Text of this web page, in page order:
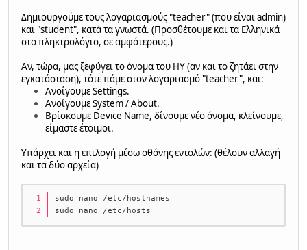
Δημιουργούμε τους λογαριασμούς "teacher" (που είναι admin)
και "student", κατά τα γνωστά. (Προσθέτουμε και τα Ελληνικά
στο πληκτρολόγιο, σε αμφότερους.)
Αν, τώρα, μας ξεφύγει το όνομα του ΗΥ (αν και το ζητάει στην
εγκατάσταση), τότε πάμε στον λογαριασμό "teacher", και:
Ανοίγουμε Settings.
Ανοίγουμε System / About.
Βρίσκουμε Device Name, δίνουμε νέο όνομα, κλείνουμε,
είμαστε έτοιμοι.
Υπάρχει και η επιλογή μέσω οθόνης εντολών: (θέλουν αλλαγή
και τα δύο αρχεία)
sudo nano /etc/hostnames
sudo nano /etc/hosts